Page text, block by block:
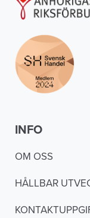
INFO
OM OSS
HÅLLBAR